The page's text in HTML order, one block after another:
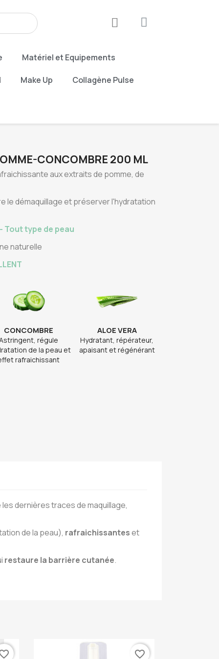
Matériel et Equipements
Make Up Collagène Pulse
CONCOMBRE 200 ML
aux extraits de pomme, de
le démaquillage et préserver l'hydratation
Tout type de peau
naturelle
CONCOMBRE
régule
de la peau et
rafraichissant
ALOE VERA
Hydratant, répérateur,
apaisant et régénérant
les dernières traces de maquillage,
de la peau), rafraichissanteset
restaure la barrière cutanée.
favorite_border